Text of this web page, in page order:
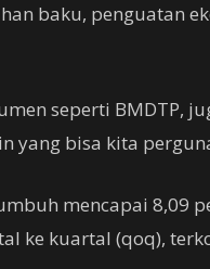
baku, penguatan
seperti BMDTP,
yang bisa kita
mencapai 8,09
ke kuartal (qoq),